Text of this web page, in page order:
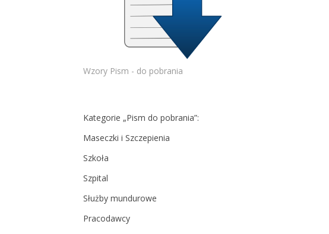
Wzory Pism - do pobrania
Kategorie „Pism do pobrania”:
Maseczki i Szczepienia
Szkoła
Szpital
Służby mundurowe
Pracodawcy